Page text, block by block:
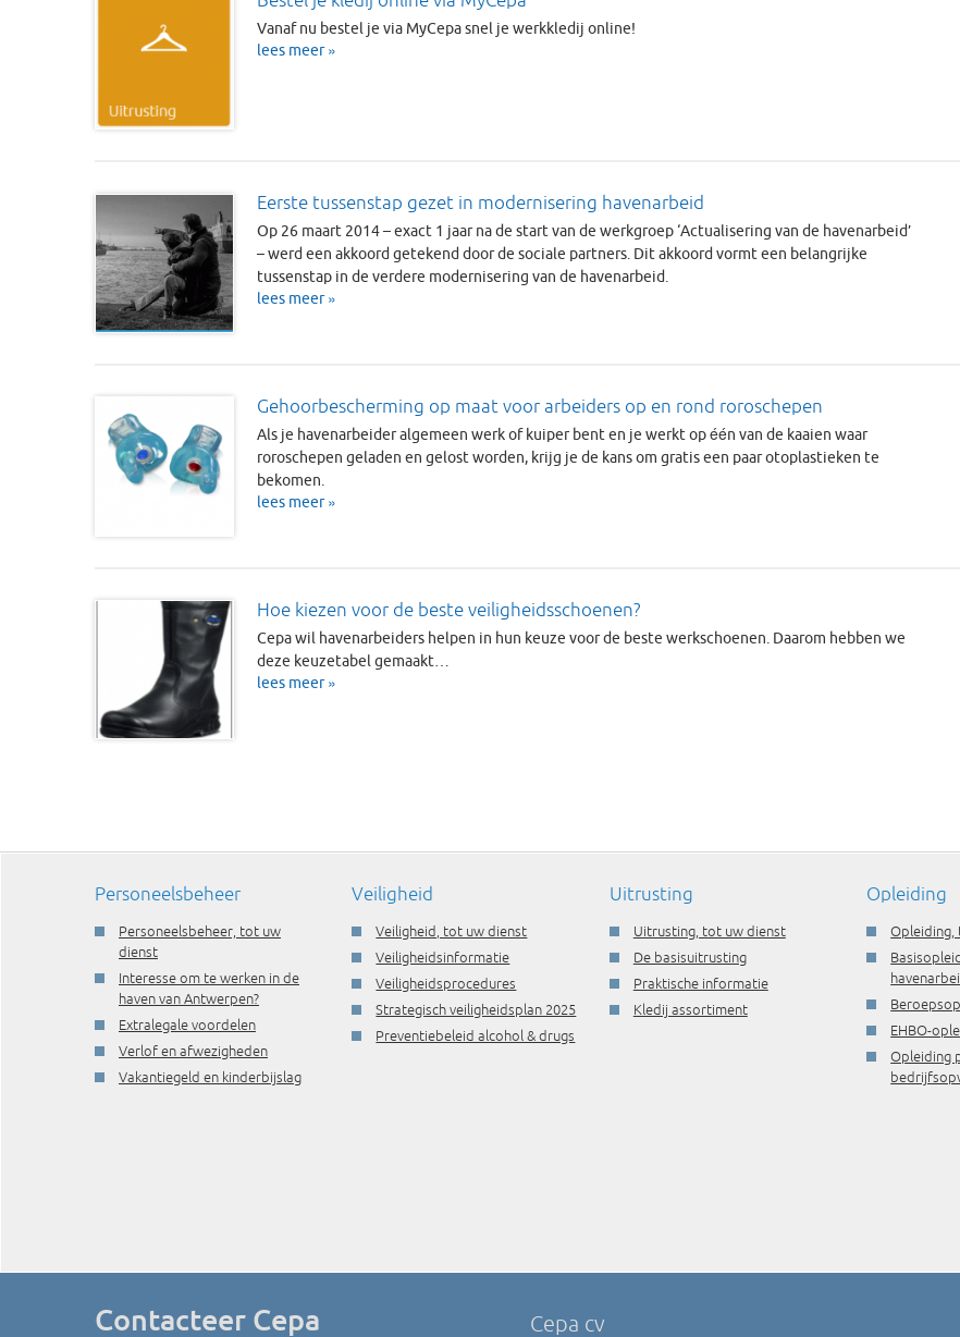
Vanaf nu bestel je via MyCepa snel je werkkledij online!
lees meer »
Eerste tussenstap gezet in modernisering havenarbeid
Op 26 maart 2014 – exact 1 jaar na de start van de werkgroep ‘Actualisering van de havenarbeid’
– werd een akkoord getekend door de sociale partners. Dit akkoord vormt een belangrijke
tussenstap in de verdere modernisering van de havenarbeid.
lees meer »
Gehoorbescherming op maat voor arbeiders op en rond roroschepen
Als je havenarbeider algemeen werk of kuiper bent en je werkt op één van de kaaien waar
roroschepen geladen en gelost worden, krijg je de kans om gratis een paar otoplastieken te
bekomen.
lees meer »
Hoe kiezen voor de beste veiligheidsschoenen?
Cepa wil havenarbeiders helpen in hun keuze voor de beste werkschoenen. Daarom hebben we
deze keuzetabel gemaakt…
lees meer »
Personeelsbeheer
Personeelsbeheer, tot uw
dienst
Interesse om te werken in de
haven van Antwerpen?
Extralegale voordelen
Verlof en afwezigheden
Vakantiegeld en kinderbijslag
Veiligheid
Veiligheid, tot uw dienst
Veiligheidsinformatie
Veiligheidsprocedures
Strategisch veiligheidsplan 2025
Preventiebeleid alcohol & drugs
Uitrusting
Uitrusting, tot uw dienst
De basisuitrusting
Praktische informatie
Kledij assortiment
Opleiding
Opleiding,
EHBO-
Opleiding
Contacteer Cepa Cepa cv